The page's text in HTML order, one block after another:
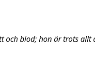
och blod; hon är trots allt